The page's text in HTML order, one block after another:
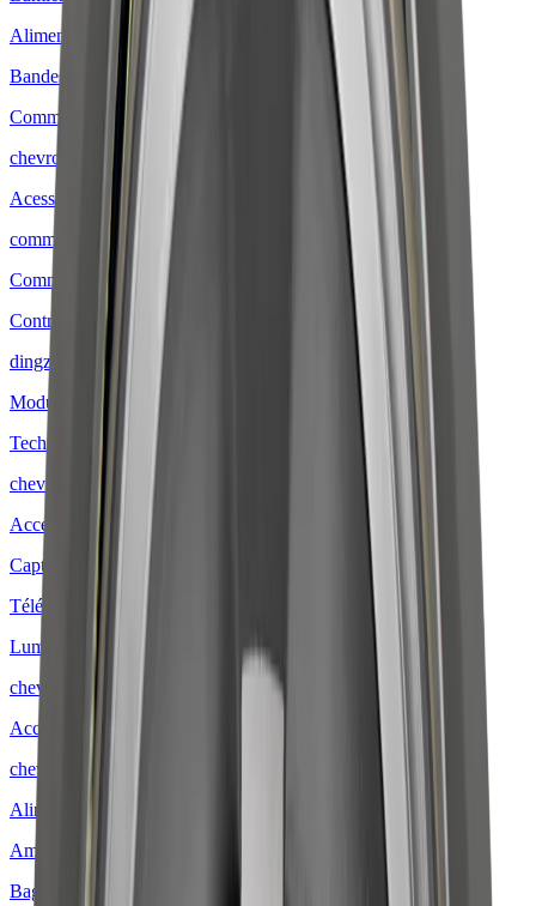
Alimentations électriques
Bandes LED
Commandes
chevron_right
Acessoires et pièces de rechange commandes
commande infrarouge
Commandes WLAN
Contrôle Bluetooth / Zigbee
dingz
Modules variateurs
Technologie de capteurs
chevron_right
Accessoires pour capteurs
Capteurs
Télécommande
Luminaires
chevron_right
Accessoires pour luminaires
chevron_right
Alimentation directe
Ampoules
Bagues